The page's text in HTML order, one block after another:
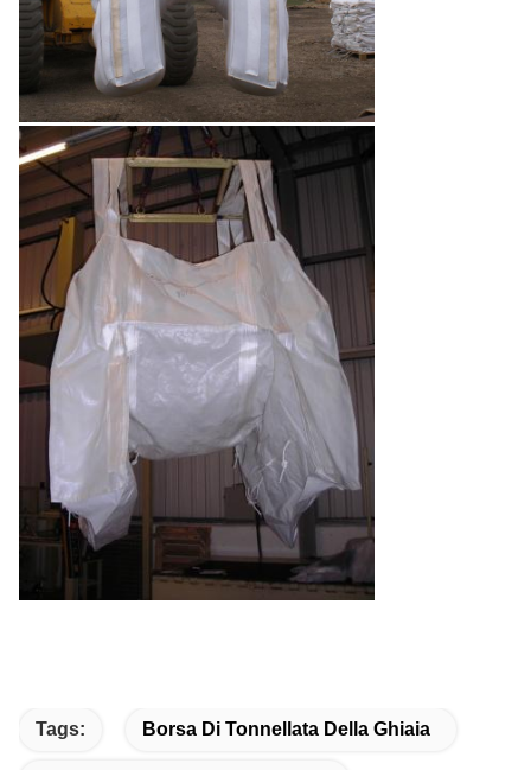
Tags: Borsa Di Tonnellata Della Ghiaia